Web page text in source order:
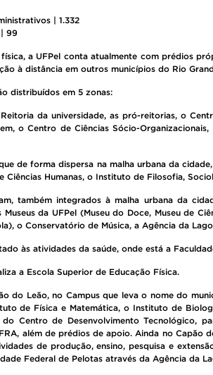
| 1.332
| 99
a UFPel conta atualmente com prédios
à distância em outros municípios do Rio
distribuídos em 5 zonas:
da universidade, as pró-reitorias, o
o Centro de Ciências Sócio-
de forma dispersa na malha urbana da
Ciências Humanas, o Instituto de Filosofia,
também integrados à malha urbana da
da UFPel (Museu do Doce, Museu de
o Conservatório de Música, a Agência da
às atividades da saúde, onde está a
a Escola Superior de Educação Física.
do Leão, no Campus que leva o nome do
de Física e Matemática, o Instituto de
Centro de Desenvolvimento Tecnológico,
além de prédios de apoio. Ainda no
de produção, ensino, pesquisa e
Federal de Pelotas através da Agência da